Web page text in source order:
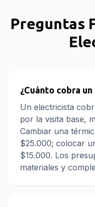
Preguntas
¿Cuánto cobra
Un electricista
por la visita base,
Cambiar una
$25.000; colocar
$15.000. Los
materiales y